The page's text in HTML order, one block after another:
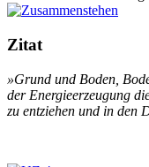
Zitat
»Grund und Bo­den,
der En­er­gie­er­zeu­gung
zu ent­zie­hen und in den